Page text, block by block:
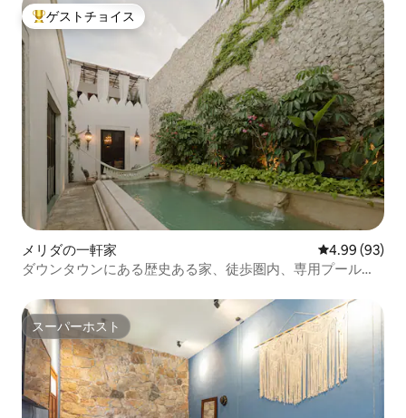
大好評のゲストチョイスです。
ゲストチョイス
メリダの一軒家 レビュー93
4.99 (93)
ダウンタウンにある歴史ある家、徒歩圏内、専用プール付
スーパーホスト
スーパーホスト